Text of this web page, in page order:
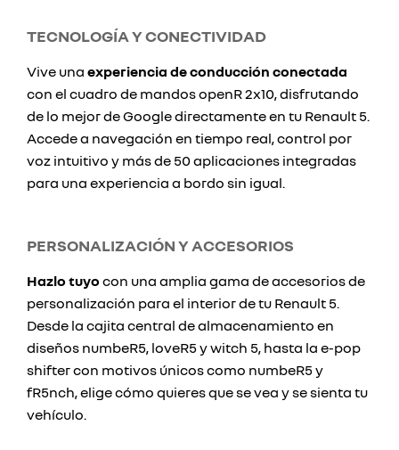
TECNOLOGÍA Y CONECTIVIDAD
Vive una experiencia de conducción conectada
con el cuadro de mandos openR 2x10, disfrutando
de lo mejor de Google directamente en tu Renault 5.
Accede a navegación en tiempo real, control por
voz intuitivo y más de 50 aplicaciones integradas
para una experiencia a bordo sin igual.
PERSONALIZACIÓN Y ACCESORIOS
Hazlo tuyo con una amplia gama de accesorios de
personalización para el interior de tu Renault 5.
Desde la cajita central de almacenamiento en
diseños numbeR5, loveR5 y witch 5, hasta la e-pop
shifter con motivos únicos como numbeR5 y
fR5nch, elige cómo quieres que se vea y se sienta tu
vehículo.